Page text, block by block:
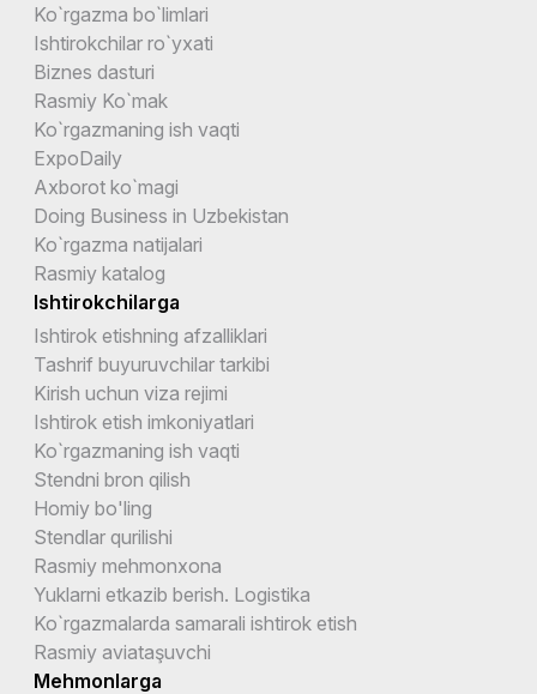
Ko`rgazma bo`limlari
Ishtirokchilar ro`yxati
Biznes dasturi
Rasmiy Ko`mak
Ko`rgazmaning ish vaqti
ExpoDaily
Axborot ko`magi
Doing Business in Uzbekistan
Ko`rgazma natijalari
Rasmiy katalog
Ishtirokchilarga
Ishtirok etishning afzalliklari
Tashrif buyuruvchilar tarkibi
Kirish uchun viza rejimi
Ishtirok etish imkoniyatlari
Ko`rgazmaning ish vaqti
Stendni bron qilish
Homiy bo'ling
Stendlar qurilishi
Rasmiy mehmonxona
Yuklarni etkazib berish. Logistika
Ko`rgazmalarda samarali ishtirok etish
Rasmiy aviataşuvchi
Mehmonlarga